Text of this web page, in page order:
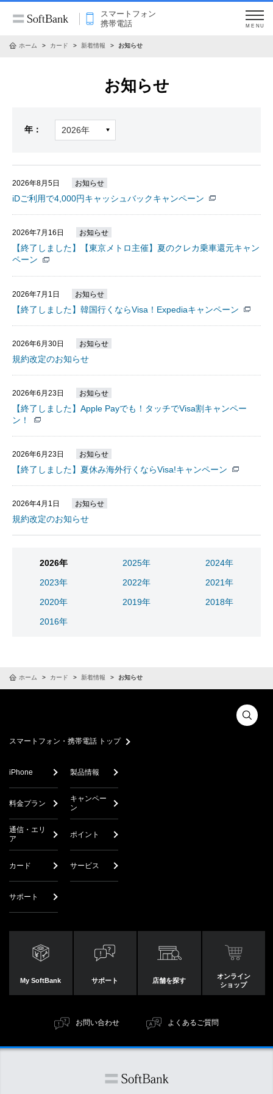
スマートフォン
携帯電話
MENU
ホーム カード 新着情報 お知らせ
お知らせ
年：
2026年8月5日 お知らせ
iDご利用で4,000円キャッシュバックキャンペーン
2026年7月16日 お知らせ
【終了しました】【東京メトロ主催】夏のクレカ乗車還元キャン
ペーン
2026年7月1日 お知らせ
【終了しました】韓国行くならVisa！Expediaキャンペーン
2026年6月30日 お知らせ
規約改定のお知らせ
2026年6月23日 お知らせ
【終了しました】Apple Payでも！タッチでVisa割キャンペー
ン！
2026年6月23日 お知らせ
【終了しました】夏休み海外行くならVisa!キャンペーン
2026年4月1日 お知らせ
規約改定のお知らせ
2026年 2025年
2024年
2023年
2022年
2021年
2020年
2019年
2018年
2016年
ホーム カード 新着情報 お知らせ
スマートフォン・携帯電話 トップ
iPhone 製品情報
料金プラン
キャンペー
ン
通信・エリ
ア
ポイント
カード サービス
サポート
My SoftBank サポート 店舗を探す
オンライン
ショップ
お問い合わせ よくあるご質問